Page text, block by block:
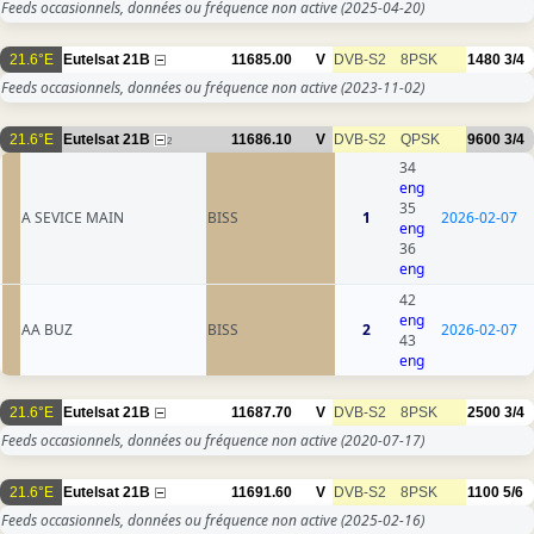
Feeds occasionnels, données ou fréquence non active(2025-04-20)
21.6°E Eutelsat 21B 11685.00 V DVB-S2 8PSK 1480 3/4
Feeds occasionnels, données ou fréquence non active(2023-11-02)
21.6°E Eutelsat 21B 2 11686.10 V DVB-S2 QPSK 9600 3/4
A SEVICE MAIN BISS 1
34
eng
35
eng
36
eng
2026-02-07
AA BUZ BISS 2
42
eng
43
eng
2026-02-07
21.6°E Eutelsat 21B 11687.70 V DVB-S2 8PSK 2500 3/4
Feeds occasionnels, données ou fréquence non active(2020-07-17)
21.6°E Eutelsat 21B 11691.60 V DVB-S2 8PSK 1100 5/6
Feeds occasionnels, données ou fréquence non active(2025-02-16)